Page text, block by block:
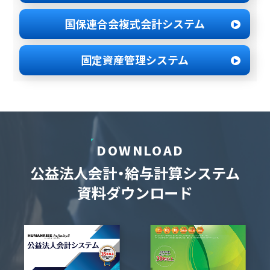
国保連合会複式会計システム
固定資産管理システム
DOWNLOAD
公益法人会計・給与計算システム
資料ダウンロード